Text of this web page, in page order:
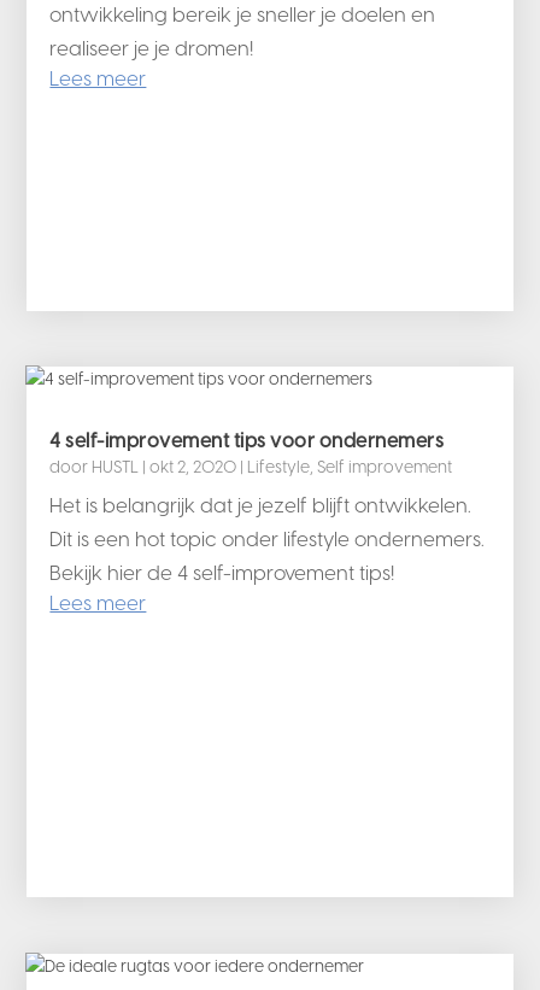
ontwikkeling bereik je sneller je doelen en
realiseer je je dromen!
Lees meer
4 self-improvement tips voor ondernemers
door HUSTL |okt 2, 2020 | Lifestyle, Self improvement
Het is belangrijk dat je jezelf blijft ontwikkelen.
Dit is een hot topic onder lifestyle ondernemers.
Bekijk hier de 4 self-improvement tips!
Lees meer